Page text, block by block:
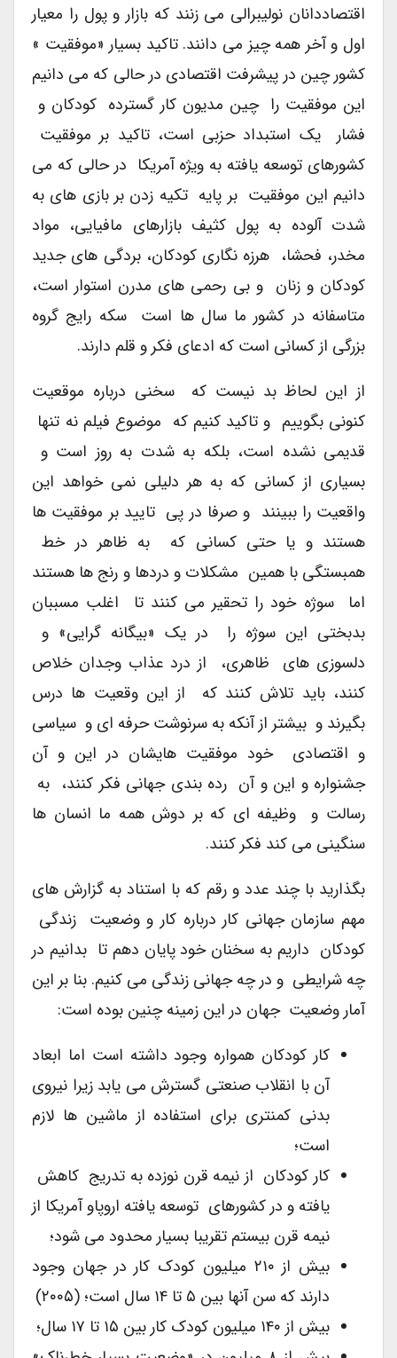
اقتصاددانان نولیبرالی می زنند که بازار و پول را معیار
اول و آخر همه چیز می دانند. تاکید بسیار «موفقیت »
کشور چین در پیشرفت اقتصادی در حالی که می دانیم
این موفقیت را چین مدیون کار گسترده کودکان و
فشار یک استبداد حزبی است، تاکید بر موفقیت
کشورهای توسعه یافته به ویژه آمریکا در حالی که می
دانیم این موفقیت بر پایه تکیه زدن بر بازی های به
شدت آلوده به پول کثیف بازارهای مافیایی، مواد
مخدر، فحشا، هرزه نگاری کودکان، بردگی های جدید
کودکان و زنان و بی رحمی های مدرن استوار است،
متاسفانه در کشور ما سال ها است سکه رایج گروه
بزرگی از کسانی است که ادعای فکر و قلم دارند.
از این لحاظ بد نیست که سخنی درباره موقعیت
کنونی بگوییم و تاکید کنیم که موضوع فیلم نه تنها
قدیمی نشده است، بلکه به شدت به روز است و
بسیاری از کسانی که به هر دلیلی نمی خواهد این
واقعیت را ببینند و صرفا در پی تایید بر موفقیت ها
هستند و یا حتی کسانی که به ظاهر در خط
همبستگی با همین مشکلات و دردها و رنج ها هستند
اما سوژه خود را تحقیر می کنند تا اغلب مسببان
بدبختی این سوژه را در یک «بیگانه گرایی» و
دلسوزی های ظاهری، از درد عذاب وجدان خلاص
کنند، باید تلاش کنند که از این وقعیت ها درس
بگیرند و بیشتر از آنکه به سرنوشت حرفه ای و سیاسی
و اقتصادی خود موفقیت هایشان در این و آن
جشنواره و این و آن رده بندی جهانی فکر کنند، به
رسالت و وظیفه ای که بر دوش همه ما انسان ها
سنگینی می کند فکر کنند.
بگذارید با چند عدد و رقم که با استناد به گزارش های
مهم سازمان جهانی کار درباره کار و وضعیت زندگی
کودکان داریم به سخنان خود پایان دهم تا بدانیم در
چه شرایطی و در چه جهانی زندگی می کنیم. بنا بر این
آمار وضعیت جهان در این زمینه چنین بوده است:
کار کودکان همواره وجود داشته است اما ابعاد
آن با انقلاب صنعتی گسترش می یابد زیرا نیروی
بدنی کمنتری برای استفاده از ماشین ها لازم
است؛
کار کودکان از نیمه قرن نوزده به تدریج کاهش
یافته و در کشورهای توسعه یافته اروپاو آمریکا از
نیمه قرن بیستم تقریبا بسیار محدود می شود؛
بیش از ۲۱۰ میلیون کودک کار در جهان وجود
دارند که سن آنها بین ۵ تا ۱۴ سال است؛ (۲۰۰۵)
بیش از ۱۴۰ میلیون کودک کار بین ۱۵ تا ۱۷ سال؛